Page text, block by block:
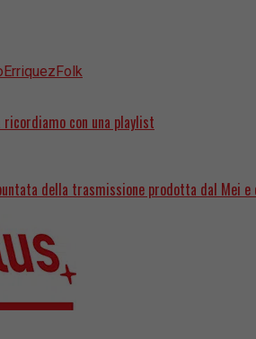
Erriquez Folk
ricordiamo con una playlist
della trasmissione prodotta dal Mei e